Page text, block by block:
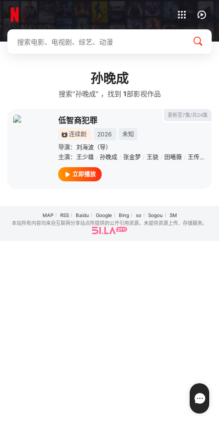
孙晚成
搜索"孙晚成" ，找到 1部影视作品
更新至7集/共24集
低智商犯罪
连续剧 2026
未知
导演： 刘海波（导）
主演： 王少雄 / 孙晚成 / 张金梦 / 王骁 / 田曦薇 / 王传君
立即播放
MAP RSS Baidu Google Bing so Sogou
SM
本站所有内容均来自互联网分享站点所提供的公开引用资源，未提供资源上传、存储服务。